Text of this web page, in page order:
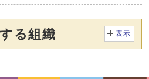
る組織 表示